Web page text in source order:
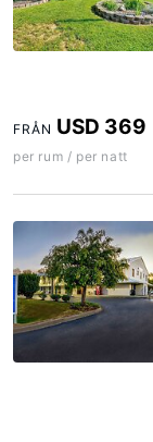
FRÅN USD 369
per rum / per natt